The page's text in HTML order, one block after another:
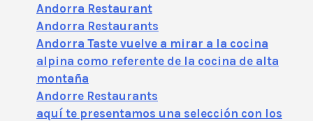
Andorra Restaurant
Andorra Restaurants
Andorra Taste vuelve a mirar a la cocina
alpina como referente de la cocina de alta
montaña
Andorre Restaurants
aquí te presentamos una selección con los